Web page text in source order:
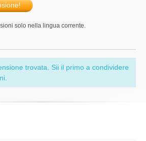
solo nella lingua corrente.
trovata. Sii il primo a condividere